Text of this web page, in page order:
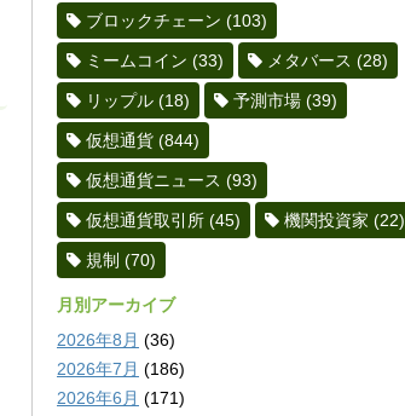
ブロックチェーン (103)
ミームコイン (33) メタバース (28)
リップル (18) 予測市場 (39)
仮想通貨 (844)
仮想通貨ニュース (93)
仮想通貨取引所 (45) 機関投資家 (22)
規制 (70)
月別アーカイブ
2026年8月 (36)
2026年7月 (186)
2026年6月 (171)